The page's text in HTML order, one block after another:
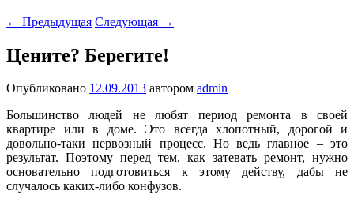
← Предыдущая Следующая →
Цените? Берегите!
Опубликовано 12.09.2013 автором admin
Большинство людей не любят период ремонта в своей
квартире или в доме. Это всегда хлопотный, дорогой и
довольно-таки нервозный процесс. Но ведь главное – это
результат. Поэтому перед тем, как затевать ремонт, нужно
основательно подготовиться к этому действу, дабы не
случалось каких-либо конфузов.